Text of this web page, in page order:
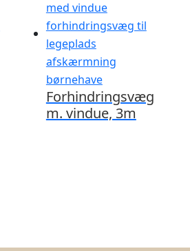
Forhindringsvæg
m. vindue, 3m